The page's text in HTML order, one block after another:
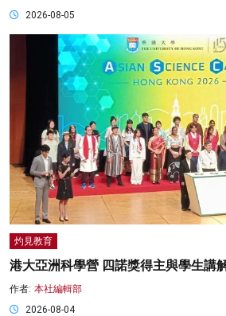
2026-08-05
灼見教育
港大亞洲科學營 四諾獎得主與學生講
作者: 本社編輯部
2026-08-04